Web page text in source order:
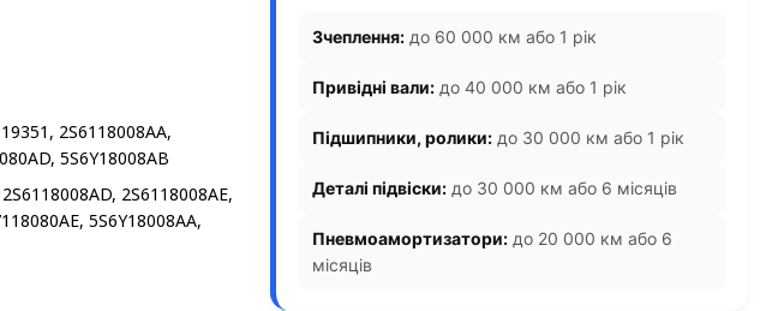
Зчеплення: до 60 000 км або 1 рік
Привідні вали: до 40 000 км або 1 рік
Підшипники, ролики: до 30 000 км або 1 рік
Деталі підвіски: до 30 000 км або 6 місяців
Пневмоамортизатори: до 20 000 км або 6
місяців
2S6118008AA,
5S6Y18008AB
2S6118008AE,
5S6Y18008AA,